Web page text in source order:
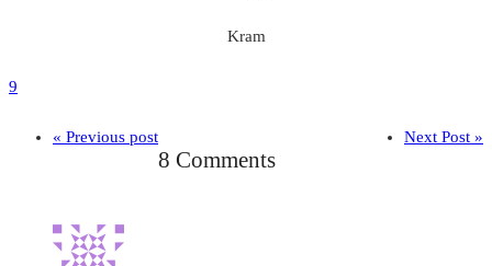
Kram
9
« Previous post Next Post »
8 Comments